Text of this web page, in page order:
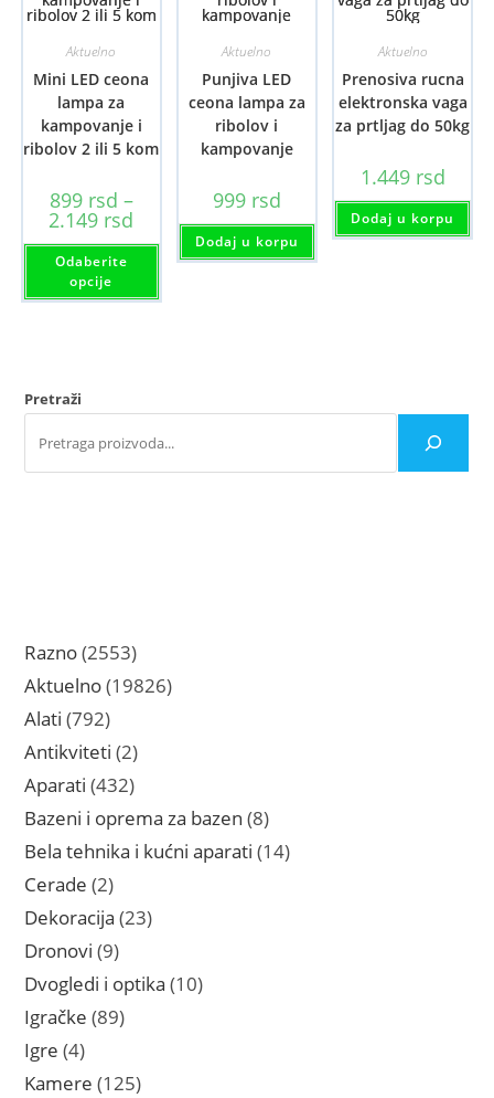
Aktuelno
Mini LED ceona
lampa za
kampovanje i
ribolov 2 ili 5 kom
899 rsd –
2.149 rsd
od
899 rsd
2.149 rsd
Odaberite
opcije
Ovaj
proizvod
proizvoda.
Aktuelno
Punjiva LED
ceona lampa za
ribolov i
kampovanje
999 rsd
Dodaj u korpu
Aktuelno
Prenosiva rucna
elektronska vaga
za prtljag do 50kg
1.449 rsd
Dodaj u korpu
Pretraži
Razno 25532553
proizvoda
Aktuelno 1982619826
Alati 792792
proizvoda
Antikviteti 22
proizvoda
Aparati 432432
proizvoda
Bazeni i oprema za bazen 88
proizvoda
Bela tehnika i kućni aparati 1414
Cerade 22
proizvoda
Dekoracija 2323
Dronovi 99
proizvoda
Dvogledi i optika 1010
Igračke 8989
Igre 44
proizvoda
Kamere 125125